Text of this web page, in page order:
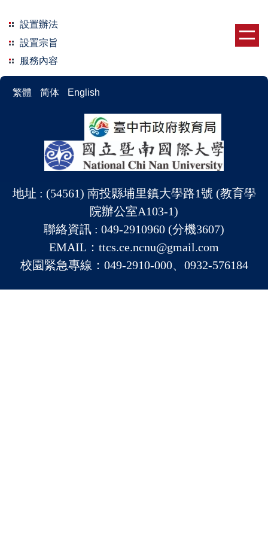
到
內
區
設置辦法
設置宗旨
服務內容
繁體 简体 English
地址 : (54561) 南投縣埔里鎮大學路1號 (教育學
院辦公室A103-1)
聯絡資訊 : 049-2910960 (分機3607)
EMAIL：ttcs.ce.ncnu@gmail.com
校園緊急專線：049-2910-000、0932-576184